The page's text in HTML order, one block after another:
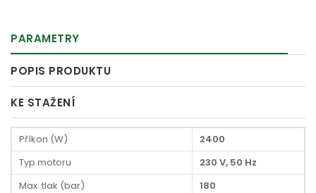
PARAMETRY
POPIS PRODUKTU
KE STAŽENÍ
Příkon (W)
2400
Typ motoru
230 V, 50 Hz
Max. tlak (bar)
180